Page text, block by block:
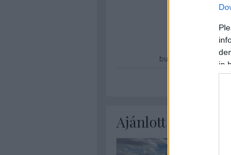
in
budapest
Ajánlott